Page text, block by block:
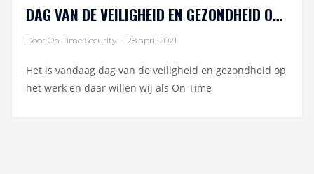
DAG VAN DE VEILIGHEID EN GEZONDHEID OP HET WERK.
Door On Time Security - 28 april 2021
Het is vandaag dag van de veiligheid en gezondheid op
het werk en daar willen wij als On Time